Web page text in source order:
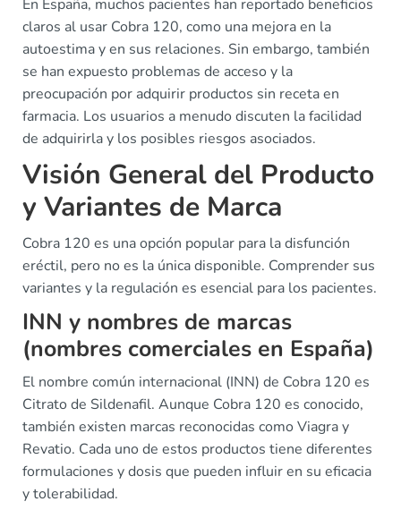
En España, muchos pacientes han reportado beneficios
claros al usar Cobra 120, como una mejora en la
autoestima y en sus relaciones. Sin embargo, también
se han expuesto problemas de acceso y la
preocupación por adquirir productos sin receta en
farmacia. Los usuarios a menudo discuten la facilidad
de adquirirla y los posibles riesgos asociados.
Visión General del Producto
y Variantes de Marca
Cobra 120 es una opción popular para la disfunción
eréctil, pero no es la única disponible. Comprender sus
variantes y la regulación es esencial para los pacientes.
INN y nombres de marcas
(nombres comerciales en España)
El nombre común internacional (INN) de Cobra 120 es
Citrato de Sildenafil. Aunque Cobra 120 es conocido,
también existen marcas reconocidas como Viagra y
Revatio. Cada uno de estos productos tiene diferentes
formulaciones y dosis que pueden influir en su eficacia
y tolerabilidad.